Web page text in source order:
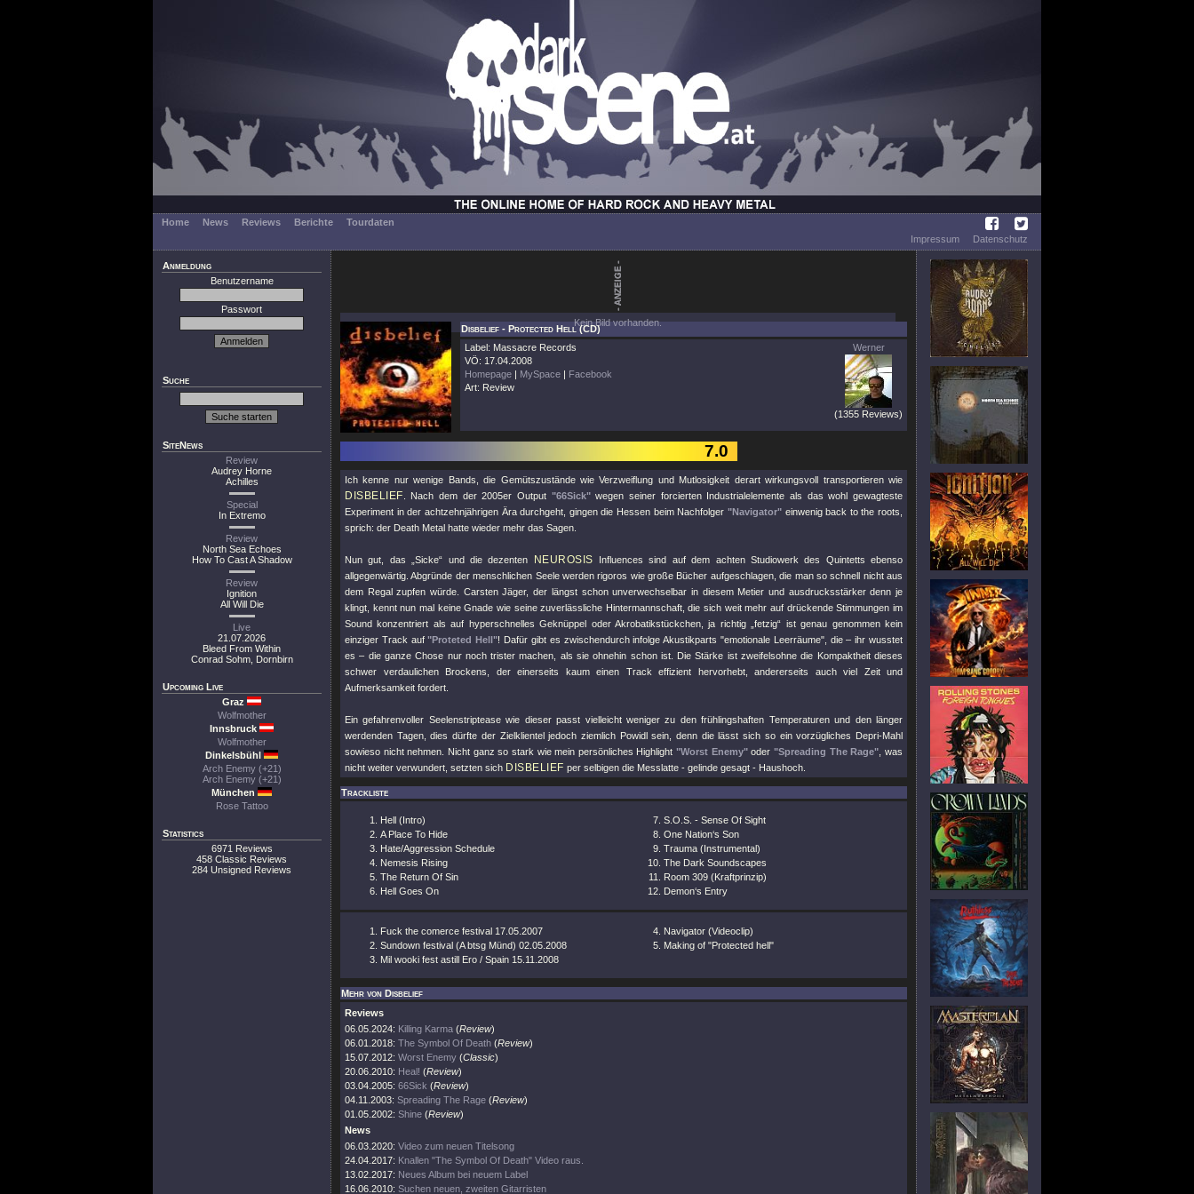
Home News Reviews Berichte
Tourdaten
Impressum
Datenschutz
Anmeldung
Benutzername
Passwort
Suche
SiteNews
Review
Audrey Horne
Achilles
Special
In Extremo
Review
North Sea Echoes
How To Cast A Shadow
Review
Ignition
All Will Die
Live
21.07.2026
Bleed From Within
Conrad Sohm, Dornbirn
Upcoming Live
Graz
Wolfmother
Innsbruck
Wolfmother
Dinkelsbühl
Arch Enemy (+21)
Arch Enemy (+21)
München
Rose Tattoo
Statistics
6971 Reviews
458 Classic Reviews
284 Unsigned Reviews
Kein Bild vorhanden.
Disbelief - Protected Hell (CD)
Label: Massacre Records
VÖ: 17.04.2008
Homepage | MySpace | Facebook
Art: Review
Werner
(1355 Reviews)
7.0
Ich kenne nur wenige Bands, die Gemütszustände wie Verzweiflung und Mutlosigkeit derart wirkungsvoll transportieren wie
DISBELIEF . Nach dem der 2005er Output "66Sick"wegen seiner forcierten Industrialelemente als das wohl gewagteste
Experiment in der achtzehnjährigen Ära durchgeht, gingen die Hessen beim Nachfolger "Navigator"einwenig back to the roots,
sprich: der Death Metal hatte wieder mehr das Sagen.
Nun gut, das „Sicke“ und die dezenten NEUROSIS Influences sind auf dem achten Studiowerk des Quintetts ebenso
allgegenwärtig. Abgründe der menschlichen Seele werden rigoros wie große Bücher aufgeschlagen, die man so schnell nicht aus
dem Regal zupfen würde. Carsten Jäger, der längst schon unverwechselbar in diesem Metier und ausdrucksstärker denn je
klingt, kennt nun mal keine Gnade wie seine zuverlässliche Hintermannschaft, die sich weit mehr auf drückende Stimmungen im
Sound konzentriert als auf hyperschnelles Geknüppel oder Akrobatikstückchen, ja richtig „fetzig“ ist genau genommen kein
einziger Track auf"Proteted Hell"! Dafür gibt es zwischendurch infolge Akustikparts "emotionale Leerräume", die – ihr wusstet
es – die ganze Chose nur noch trister machen, als sie ohnehin schon ist. Die Stärke ist zweifelsohne die Kompaktheit dieses
schwer verdaulichen Brockens, der einerseits kaum einen Track effizient hervorhebt, andererseits auch viel Zeit und
Aufmerksamkeit fordert.
Ein gefahrenvoller Seelenstriptease wie dieser passt vielleicht weniger zu den frühlingshaften Temperaturen und den länger
werdenden Tagen, dies dürfte der Zielklientel jedoch ziemlich Powidl sein, denn die lässt sich so ein vorzügliches Depri-Mahl
sowieso nicht nehmen. Nicht ganz so stark wie mein persönliches Highlight"Worst Enemy"oder"Spreading The Rage" , was
nicht weiter verwundert, setzten sich DISBELIEF per selbigen die Messlatte - gelinde gesagt - Haushoch.
Trackliste
Hell (Intro)
A Place To Hide
Hate/Aggression Schedule
Nemesis Rising
The Return Of Sin
Hell Goes On
S.O.S. - Sense Of Sight
One Nation‘s Son
Trauma (Instrumental)
The Dark Soundscapes
Room 309 (Kraftprinzip)
Demon‘s Entry
Fuck the comerce festival 17.05.2007
Sundown festival (A btsg Münd) 02.05.2008
Mil wooki fest astill Ero / Spain 15.11.2008
Navigator (Videoclip)
Making of "Protected hell"
Mehr von Disbelief
Reviews
06.05.2024: Killing Karma (Review)
06.01.2018: The Symbol Of Death (Review)
15.07.2012: Worst Enemy (Classic)
20.06.2010: Heal! (Review)
03.04.2005: 66Sick (Review)
04.11.2003: Spreading The Rage (Review)
01.05.2002: Shine (Review)
News
06.03.2020: Video zum neuen Titelsong
24.04.2017: Knallen "The Symbol Of Death" Video raus.
13.02.2017: Neues Album bei neuem Label
16.06.2010: Suchen neuen, zweiten Gitarristen